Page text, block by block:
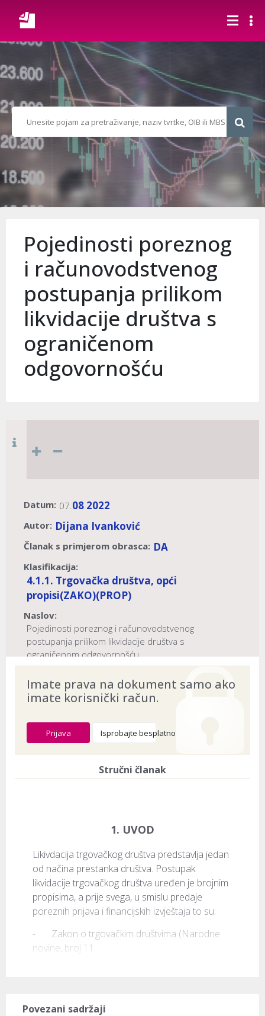
Pojedinosti poreznog
i računovodstvenog
postupanja prilikom
likvidacije društva s
ograničenom
odgovornošću
Datum: 07.08.2022
Autor: Dijana Ivanković
Članak s primjerom obrasca: DA
Klasifikacija:
4.1.1. Trgovačka društva, opći
propisi(ZAKO)(PROP)
Naslov:
Pojedinosti poreznog i računovodstvenog
postupanja prilikom likvidacije društva s
ograničenom odgovornošću
Imate prava na dokument samo ako
imate korisnički račun.
Prijava Isprobajte besplatno
Stručni članak
1. UVOD
Likivdacija trgovačkog društva predstavlja jedan
od načina prestanka društva. Postupak
likvidacije trgovačkog društva uređen je brojnim
propisima, a prije svega, u smislu predaje
poreznih prijava i financijskih izvještaja to su:
-	Zakon o trgovačkim društvima (Narodne
novine, broj 11
Povezani sadržaji